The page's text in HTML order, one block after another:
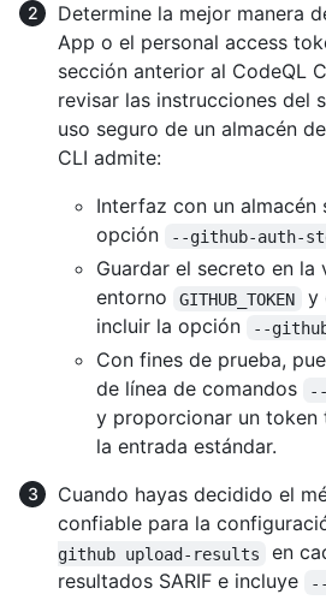
Determine la mejor manera
App o el personal access
sección anterior al CodeQL
revisar las instrucciones del
uso seguro de un almacén
CLI admite:
Interfaz con un almacén
opción
--github-auth-
Guardar el secreto en la
entorno
GITHUB_TOKEN
y
incluir la opción
--
Con fines de prueba,
de línea de comandos
y proporcionar un token
la entrada estándar.
Cuando hayas decidido el
confiable para la
github upload-results
en
resultados SARIF e incluye